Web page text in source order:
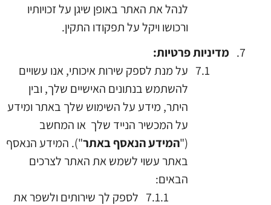
לנהל את האתר באופן שיגן על זכויותיו
ורכושו ויקל על תפקודו התקין.
מדיניותפרטיות:
על מנת לספק שירות איכותי, אנו עשויים
להשתמש בנתונים האישיים שלך, ובין
היתר, מידע על השימוש שלך באתר ומידע
על המכשיר הנייד שלך או המחשב
("המידע הנאסף באתר"). המידע הנאסף
באתר עשוי לשמש את האתר לצרכים
הבאים:
לספק לך שירותים ולשפר את